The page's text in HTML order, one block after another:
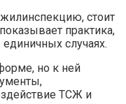
стоит
практика,
случаях.
но к ней
ТСЖ и